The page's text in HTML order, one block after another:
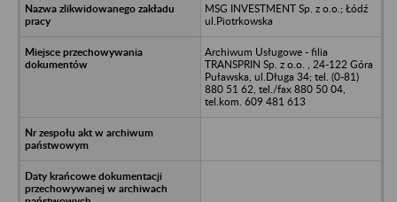
MSG INVESTMENT Sp. z o.o.; Łódź
ul.Piotrkowska
Archiwum Usługowe - filia
TRANSPRIN Sp. z o.o. , 24-122 Góra
Puławska, ul.Długa 34; tel. (0-81)
880 51 62, tel./fax 880 50 04,
tel.kom. 609 481 613